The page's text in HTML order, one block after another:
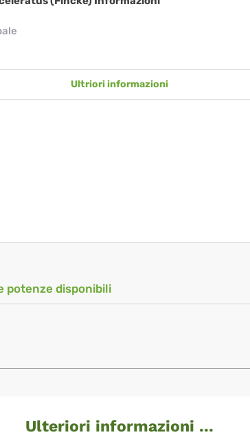
Ultriori informazioni
potenze disponibili
Ulteriori informazioni ...